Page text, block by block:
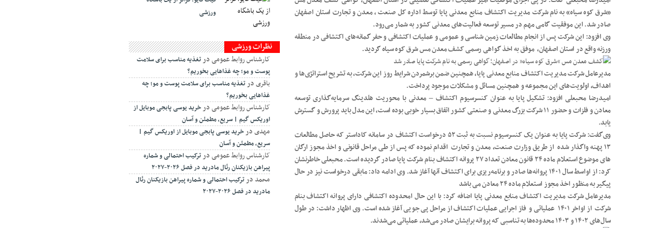
«شرق کوه سیاه» به نام شرکت مدیریت اکتشاف منابع معدنی پایا توسط اداره کل صنعت ، معدن و تجارت استان اصفهان
صادر شد. این موفقیت گامی مهم در مسیر توسعه فعالیت‌های معدنی کشور به شمار می‌رود.
وی افزود: این شرکت پس از انجام مطالعات زمین شناسی و عمومی و عملیات اکتشافی و حفر گمانه‌های اکتشافی در منطقه
ورزنه واقع در استان اصفهان، موفق به اخذ گواهی رسمی کشف معدن مس شرق کوه سیاه گردید.
مدیرعامل شرکت مدیریت اکتشاف منابع معدنی پایا، همچنین ضمن برشمردن شرایط روز این شرکت، به تشریح استراتژی‌ها و
اهداف، اولویت‌های این مجموعه و همچنین مسائل و مشکلات موجود پرداخت.
امیدرضا محبعلی افزود: تشکیل پایا به عنوان کنسرسیوم اکتشاف – معدنی با محوریت هلدینگ سرمایه‌گذاری توسعه
معادن و فلزات و حضور ۱۱ شرکت بزرگ معدنی و صنعتی کشور اتفاق بسیار خوبی بوده است، این مدل باید پرورش و گسترش
یابد.
وی‌گفت: شرکت پایا به عنوان یک کنسرسیوم نسبت به ثبت ۵۲ درخواست اکتشاف در سامانه کاداستر که حاصل مطالعات
۱۳ پهنه واگذار شده از طریق وزارت صنعت، معدن و تجارت اقدام نموده که پس از طی مراحل قانونی و اخذ مجوز ارگان
های موضوع استعلام ماده ۲۴ قانون معادن تعداد ۲۷ پروانه اکتشاف بنام شرکت پایا صادر گردیده است. محبعلی خاطرنشان
کرد: از اواسط سال ۱۴۰۱ پروانه‌ها صادر و برنامه‌ریزی برای اکتشاف آنها آغاز شد. وی ادامه داد: مابقی درخواست نیز در حال
پیگیر به منظور اخذ مجوز استعلام ماده ۲۴ معادن می باشد
مدیرعامل شرکت مدیریت اکتشاف منابع معدنی پایا اضافه کرد: با این حال امحدوده اکتشافی دارای پروانه اکتشاف بنام
شرکت از اواخر ۱۴۰۱ عملیاتی و فاز اجرایی عملیات اکتشاف از مراحل پی جویی آغاز شده است. وی اظهار داشت: در طول
سال‌های ۱۴۰۲ و ۱۴۰۳ محدوده‌ها به تناسبی که پروانه برایشان صادر می‌شد، عملیاتی می‌شدند.
ورزشی
نظرات ورزشی
کارشناس روابط عمومیدرتغذیه مناسب برای سلامت
پوست و مو؛ چه غذاهایی بخوریم؟
باقریدرتغذیه مناسب برای سلامت پوست و مو؛ چه
غذاهایی بخوریم؟
کارشناس روابط عمومیدرخرید یوسی پابجی موبایل از
اوریکس گیم | سریع، مطمئن و آسان
مهدیدرخرید یوسی پابجی موبایل از اوریکس گیم |
سریع، مطمئن و آسان
کارشناس روابط عمومیدرترکیب احتمالی و شماره
پیراهن بازیکنان رئال مادرید در فصل ۲۰۲۶-۲۰۲۷
محمد درترکیب احتمالی و شماره پیراهن بازیکنان رئال
مادرید در فصل ۲۰۲۶-۲۰۲۷